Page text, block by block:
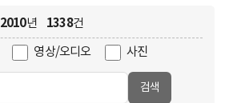
2010년 1338건
영상/오디오 사진
검색